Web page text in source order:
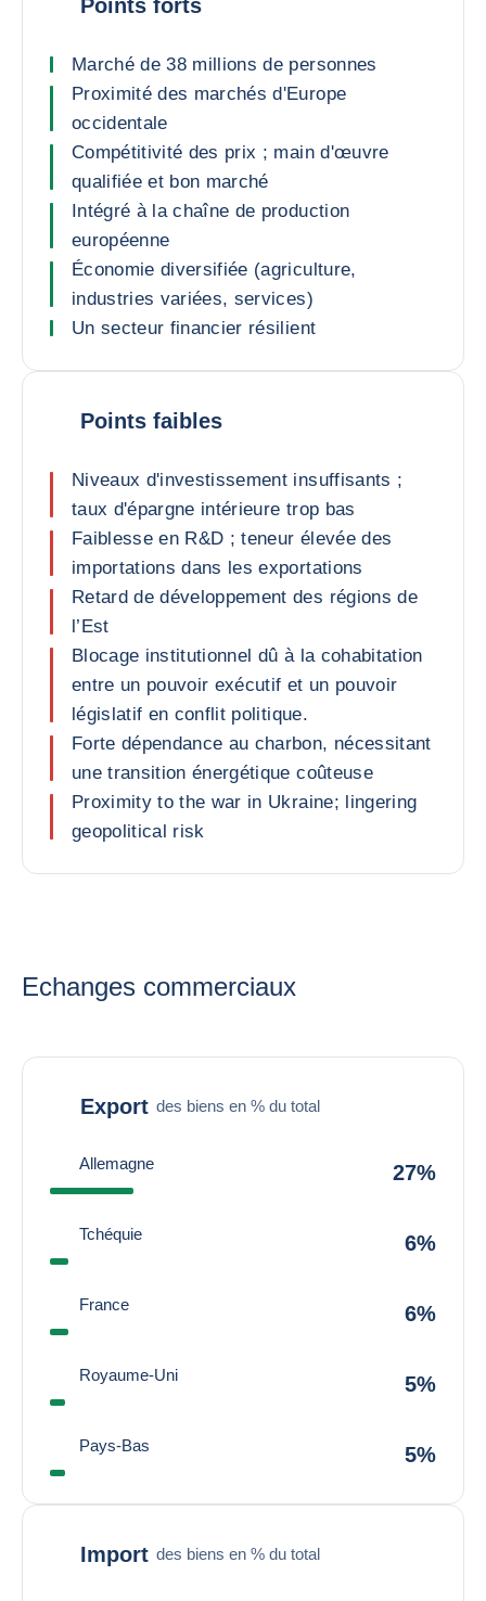
Points forts
Marché de 38 millions de personnes
Proximité des marchés d'Europe
occidentale
Compétitivité des prix ; main d'œuvre
qualifiée et bon marché
Intégré à la chaîne de production
européenne
Économie diversifiée (agriculture,
industries variées, services)
Un secteur financier résilient
Points faibles
Niveaux d'investissement insuffisants ;
taux d'épargne intérieure trop bas
Faiblesse en R&D ; teneur élevée des
importations dans les exportations
Retard de développement des régions de
l’Est
Blocage institutionnel dû à la cohabitation
entre un pouvoir exécutif et un pouvoir
législatif en conflit politique.
Forte dépendance au charbon, nécessitant
une transition énergétique coûteuse
Proximity to the war in Ukraine; lingering
geopolitical risk
Echanges commerciaux
Export des biens en % du total
Allemagne 27%
Tchéquie 6%
France 6%
Royaume-Uni 5%
Pays-Bas 5%
Import des biens en % du total